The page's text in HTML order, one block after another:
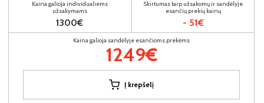
Kaina galioja individualiems
užsakymams
1300€
Skirtumas tarp užsakomų ir sandėlyje
esančių prekių kainų
- 51€
Kaina galioja sandėlyje esančioms prekėms
1249€
Į krepšelį